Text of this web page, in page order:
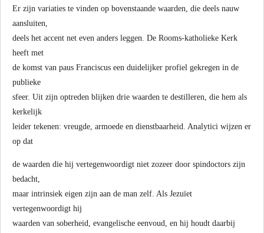
Er zijn variaties te vinden op bovenstaande waarden, die deels nauw
aansluiten,
deels het accent net even anders leggen. De Rooms-katholieke Kerk
heeft met
de komst van paus Franciscus een duidelijker profiel gekregen in de
publieke
sfeer. Uit zijn optreden blijken drie waarden te destilleren, die hem als
kerkelijk
leider tekenen: vreugde, armoede en dienstbaarheid. Analytici wijzen er
op dat
de waarden die hij vertegenwoordigt niet zozeer door spindoctors zijn
bedacht,
maar intrinsiek eigen zijn aan de man zelf. Als Jezuïet
vertegenwoordigt hij
waarden van soberheid, evangelische eenvoud, en hij houdt daarbij